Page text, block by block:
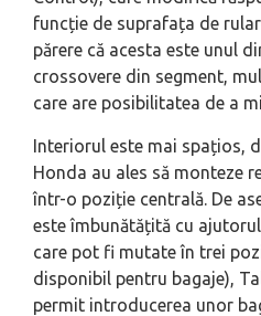
funcție de suprafața de
părere că acesta este unul
crossovere din segment,
care are posibilitatea de a
Interiorul este mai spațios,
Honda au ales să monteze
într-o poziție centrală. De
este îmbunătățită cu
care pot fi mutate în trei
disponibil pentru bagaje),
permit introducerea unor